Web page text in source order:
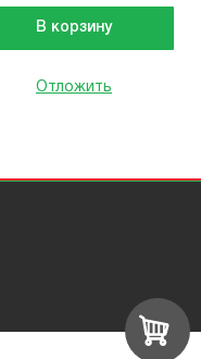
В корзину
Отложить